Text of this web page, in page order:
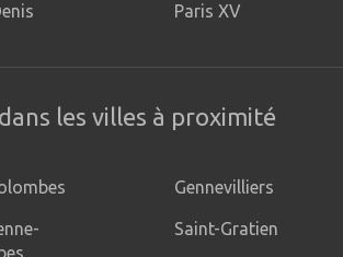
Paris XV
les villes à proximité
Gennevilliers
Saint-Gratien